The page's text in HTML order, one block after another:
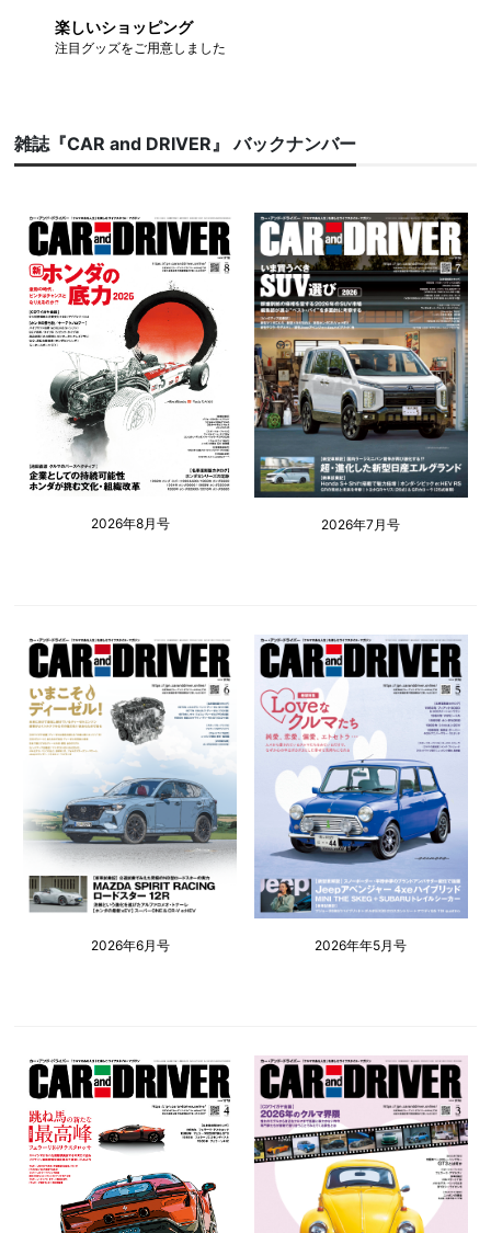
楽しいショッピング
注目グッズをご用意しました
雑誌『CAR and DRIVER』 バックナンバー
2026年8月号 2026年7月号
2026年6月号 2026年年5月号